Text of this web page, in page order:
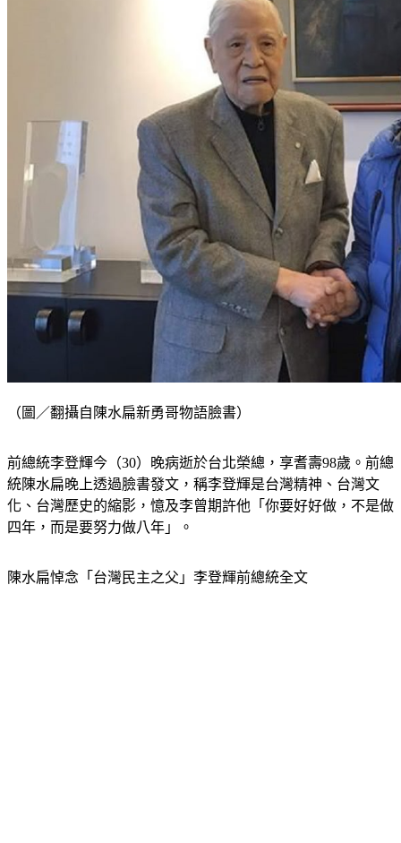
（圖／翻攝自陳水扁新勇哥物語臉書）
前總統李登輝今（30）晚病逝於台北榮總，享耆壽98歲。前總
統陳水扁晚上透過臉書發文，稱李登輝是台灣精神、台灣文
化、台灣歷史的縮影，憶及李曾期許他「你要好好做，不是做
四年，而是要努力做八年」。
陳水扁悼念「台灣民主之父」李登輝前總統全文